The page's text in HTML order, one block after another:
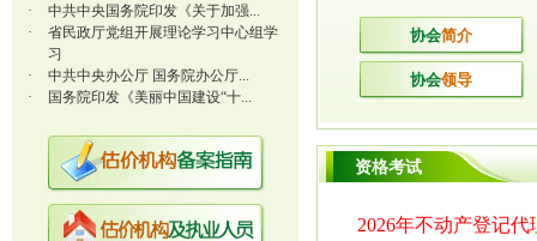
告 [2026-06-18]
关于王文彬同志辞去报告评审专家
职务的公告 [2026-04-08]
关于2024年度皖土协专家考评结果
2026年第一批入会情况公告 [2026-
02-02]
·
中共中央国务院印发《关于加强...
·
省民政厅党组开展理论学习中心组学
习
·
中共中央办公厅 国务院办公厅...
·
国务院印发《美丽中国建设“十...
协会简介
协会领导
资格考试
2026年不动产登记